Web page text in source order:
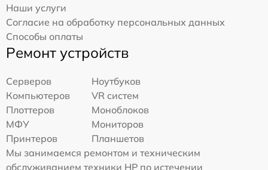
Наши услуги
Согласие на обработку персональных данных
Способы оплаты
Ремонт устройств
Серверов
Ноутбуков
Компьютеров
VR систем
Плоттеров
Моноблоков
МФУ
Мониторов
Принтеров
Планшетов
Мы занимаемся ремонтом и техническим
обслуживанием техники HP по истечении